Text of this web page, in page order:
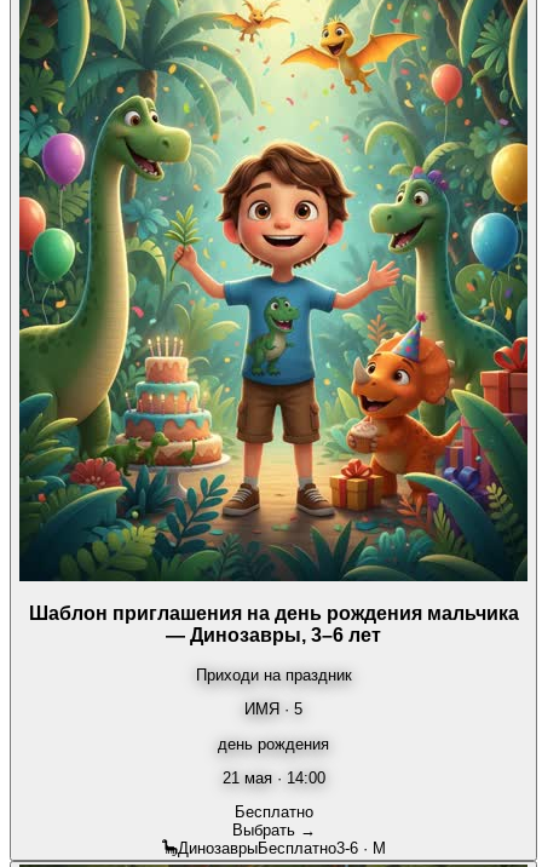
Шаблон приглашения на день рождения мальчика
— Динозавры, 3–6 лет
Приходи на праздник
ИМЯ · 5
день рождения
21 мая · 14:00
Бесплатно
Выбрать →
🦕ДинозаврыБесплатно3-6· М